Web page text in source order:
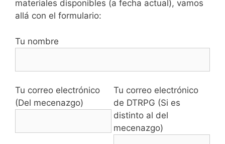
materiales disponibles (a fecha actual), vamos
allá con el formulario:
Tu nombre
Tu correo electrónico
(Del mecenazgo)
Tu correo electrónico
de DTRPG (Si es
distinto al del
mecenazgo)